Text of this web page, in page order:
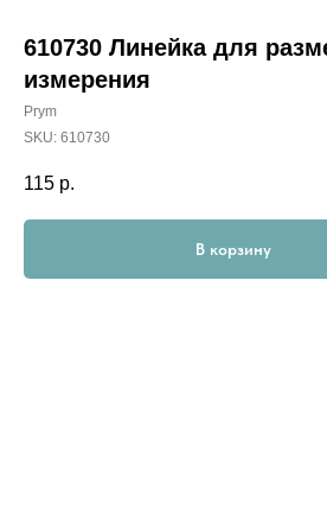
610730 Линейка для
измерения
Prym
SKU: 610730
115 р.
В корзину